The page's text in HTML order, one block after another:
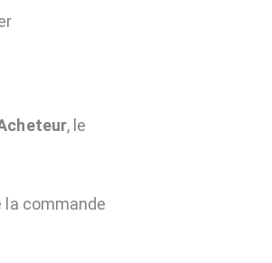
, le
la commande